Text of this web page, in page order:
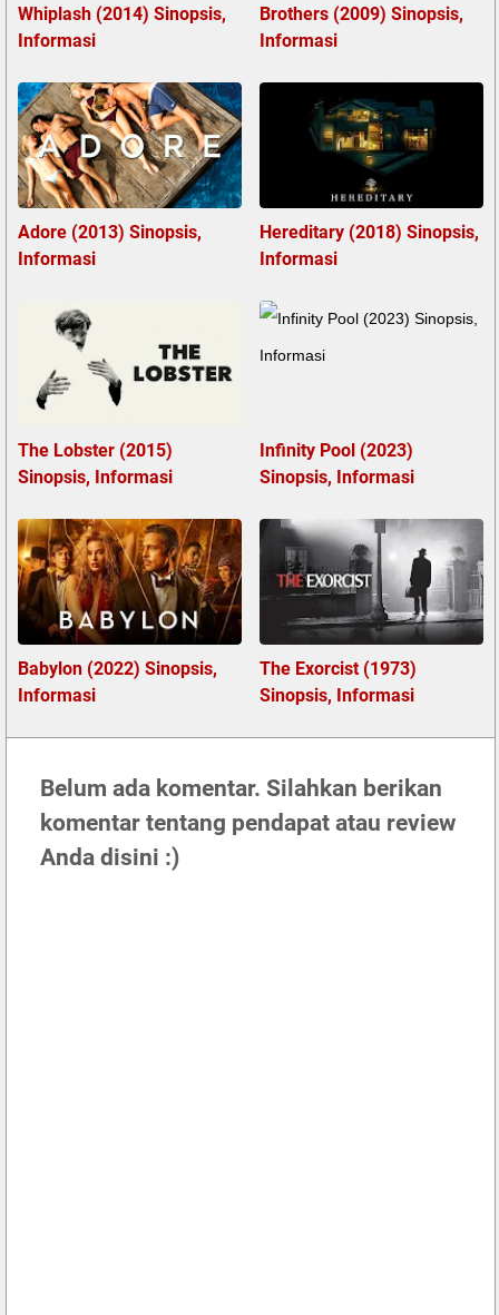
Whiplash (2014) Sinopsis,
Informasi
Brothers (2009) Sinopsis,
Informasi
Adore (2013) Sinopsis,
Informasi
Hereditary (2018) Sinopsis,
Informasi
The Lobster (2015)
Sinopsis, Informasi
Infinity Pool (2023)
Sinopsis, Informasi
Babylon (2022) Sinopsis,
Informasi
The Exorcist (1973)
Sinopsis, Informasi
Belum ada komentar. Silahkan berikan
komentar tentang pendapat atau review
Anda disini :)